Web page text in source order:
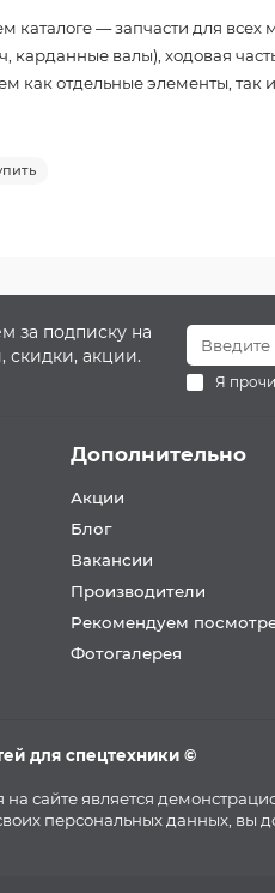
— запчасти для
карданные валы), ходовая
как отдельные элементы, так
за подписку на
скидки, акции.
Я
Дополнительно
Акции
Блог
Вакансии
Производители
Рекомендуем
Фотогалерея
для спецтехники ©
сайте является
персональных данных, вы